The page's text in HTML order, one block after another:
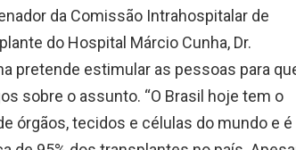
da Comissão Intrahospitalar de
do Hospital Márcio Cunha, Dr.
pretende estimular as pessoas para
sobre o assunto. “O Brasil hoje tem o
órgãos, tecidos e células do mundo e é